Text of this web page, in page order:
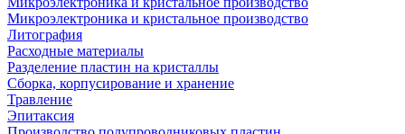
Микроэлектроника и кристальное производство
Литография
Расходные материалы
Разделение пластин на кристаллы
Сборка, корпусирование и хранение
Травление
Эпитаксия